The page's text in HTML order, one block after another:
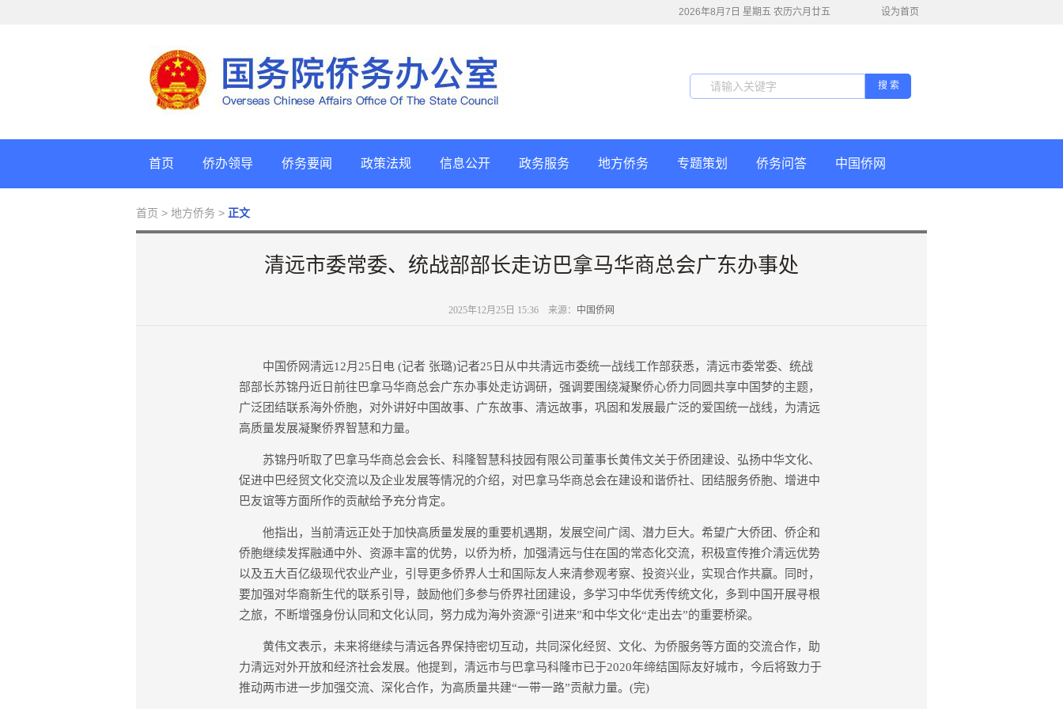
设为首页
2026年8月7日 星期五 农历六月廿五
搜 索
首页 侨办领导 侨务要闻 政策法规 信息公开 政务服务 地方侨务 专题策划 侨务问答 中国侨网
首页 > 地方侨务 > 正文
清远市委常委、统战部部长走访巴拿马华商总会广东办事处
2025年12月25日 15:36 来源： 中国侨网
中国侨网清远12月25日电 (记者 张璐)记者25日从中共清远市委统一战线工作部获悉，清远市委常委、统战
部部长苏锦丹近日前往巴拿马华商总会广东办事处走访调研，强调要围绕凝聚侨心侨力同圆共享中国梦的主题，
广泛团结联系海外侨胞，对外讲好中国故事、广东故事、清远故事，巩固和发展最广泛的爱国统一战线，为清远
高质量发展凝聚侨界智慧和力量。
苏锦丹听取了巴拿马华商总会会长、科隆智慧科技园有限公司董事长黄伟文关于侨团建设、弘扬中华文化、
促进中巴经贸文化交流以及企业发展等情况的介绍，对巴拿马华商总会在建设和谐侨社、团结服务侨胞、增进中
巴友谊等方面所作的贡献给予充分肯定。
他指出，当前清远正处于加快高质量发展的重要机遇期，发展空间广阔、潜力巨大。希望广大侨团、侨企和
侨胞继续发挥融通中外、资源丰富的优势，以侨为桥，加强清远与住在国的常态化交流，积极宣传推介清远优势
以及五大百亿级现代农业产业，引导更多侨界人士和国际友人来清参观考察、投资兴业，实现合作共赢。同时，
要加强对华裔新生代的联系引导，鼓励他们多参与侨界社团建设，多学习中华优秀传统文化，多到中国开展寻根
之旅，不断增强身份认同和文化认同，努力成为海外资源“引进来”和中华文化“走出去”的重要桥梁。
黄伟文表示，未来将继续与清远各界保持密切互动，共同深化经贸、文化、为侨服务等方面的交流合作，助
力清远对外开放和经济社会发展。他提到，清远市与巴拿马科隆市已于2020年缔结国际友好城市，今后将致力于
推动两市进一步加强交流、深化合作，为高质量共建“一带一路”贡献力量。(完)